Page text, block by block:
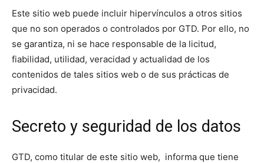
Este sitio web puede incluir hipervínculos a otros sitios
que no son operados o controlados por GTD. Por ello, no
se garantiza, ni se hace responsable de la licitud,
fiabilidad, utilidad, veracidad y actualidad de los
contenidos de tales sitios web o de sus prácticas de
privacidad.
Secreto y seguridad de los datos
GTD, como titular de este sitio web, informa que tiene